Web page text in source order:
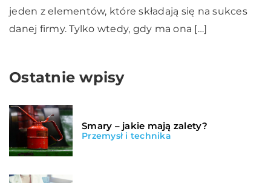
jeden z elementów, które składają się na sukces
danej firmy. Tylko wtedy, gdy ma ona […]
Ostatnie wpisy
Smary – jakie mają zalety?
Przemysł i technika